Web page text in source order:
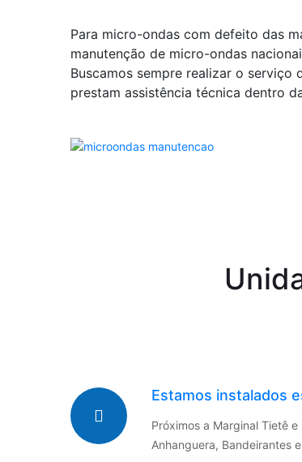
Para micro-ondas com defeito das
manutenção de micro-ondas
Buscamos sempre realizar o
prestam assistência técnica dentro
Estamos instalados
Próximos a Marginal Tietê
Anhanguera, Bandeirantes